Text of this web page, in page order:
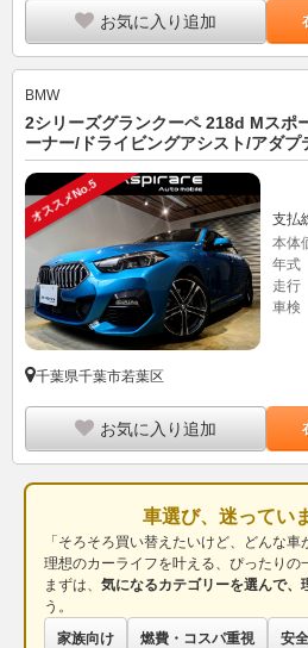
お気に入り追加
BMW
2シリーズグランクーペ 218d Mスポ
ーナー/ドライビングアシスト/アダプ
オススメNo.5 支払
本体
年式
走行
車検
千葉県千葉市若葉区
お気に入り追加
車選び、迷ってい
「そろそろ買い替えたいけど、どんな
理想のカーライフを叶える、ぴったりの
まずは、 気になるカテゴリーを選んで、
う。
家族向け
燃費・コスパ重視 安